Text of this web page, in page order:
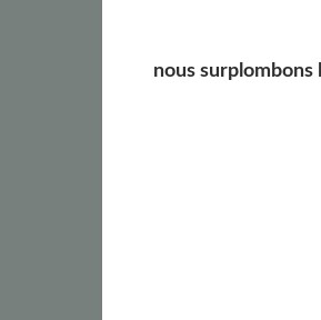
nous